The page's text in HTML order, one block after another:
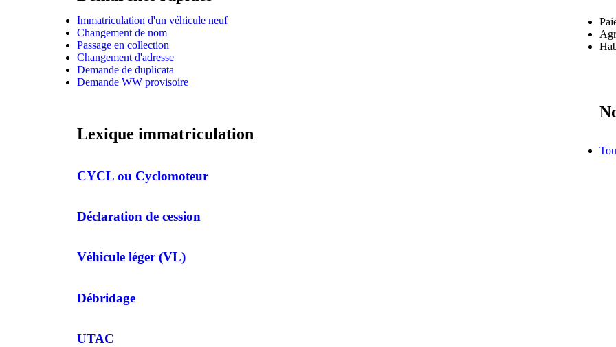
Immatriculation d'un véhicule neuf
Changement de nom
Passage en collection
Changement d'adresse
Demande de duplicata
Demande WW provisoire
Lexique immatriculation
CYCL ou Cyclomoteur
Déclaration de cession
Véhicule léger (VL)
Débridage
UTAC